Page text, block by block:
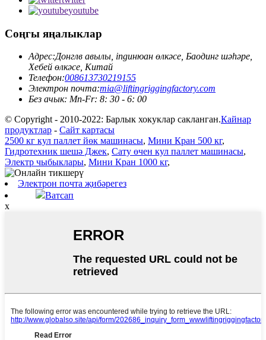
youtube
Соңгы яңалыклар
Адрес:Донглв авылы, ingинюан өлкәсе, Баодинг шәһәре,
Хебей өлкәсе, Китай
Телефон:008613730219155
Электрон почта:mia@liftingriggingfactory.com
Без ачык: Mn-Fr: 8: 30 - 6: 00
© Copyright - 2010-2022: Барлык хокуклар сакланган.Кайнар
продуктлар - Сайт картасы
2500 кг кул паллет йөк машинасы, Мини Кран 500 кг,
Гидротехник шешә Джек, Сату өчен кул паллет машинасы,
Электр чыбыклары, Мини Кран 1000 кг,
Электрон почта җибәрегез
Ватсап
x